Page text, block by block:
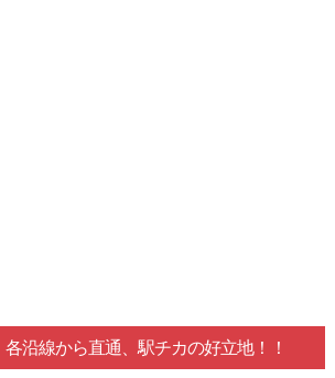
沿線から直通、駅チカの好立地！！